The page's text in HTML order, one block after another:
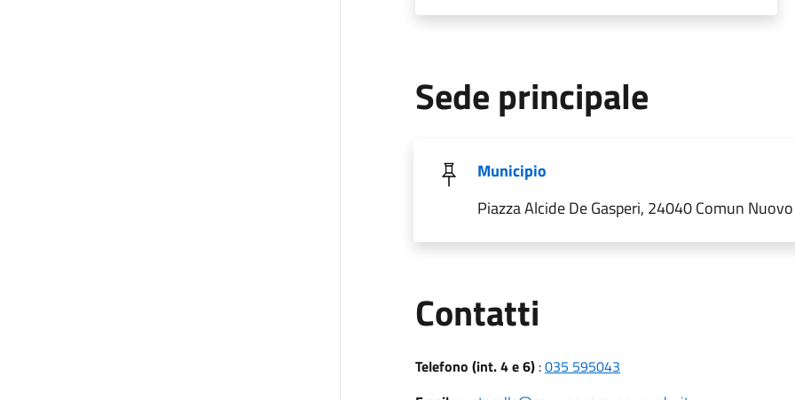
Sede principale
Municipio
Piazza Alcide De Gasperi, 24040 Comun
Contatti
Telefono (int. 4 e 6):035 595043